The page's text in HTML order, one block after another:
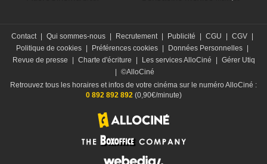
Contact Qui sommes-nous Recrutement Publicité CGU CGV
Politique de cookies
Préférences cookies Données Personnelles
Revue de presse
Charte d'écriture Les services AlloCiné
Gérer Utiq
©AlloCiné
Retrouvez tous les horaires et infos de votre cinéma sur le numéro AlloCiné :
0 892 892 892(0,90€/minute)